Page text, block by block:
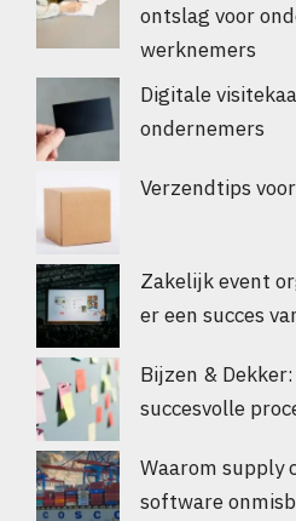
ontslag voor
werknemers
Digitale
ondernemers
Verzendtips
Zakelijk event
er een succes
Bijzen &
succesvolle
Waarom supply
software